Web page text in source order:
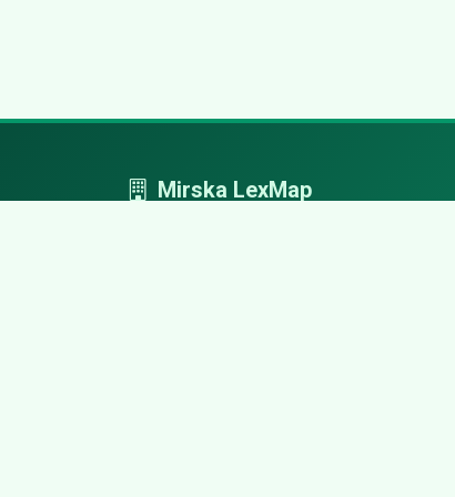
Mirska LexMap